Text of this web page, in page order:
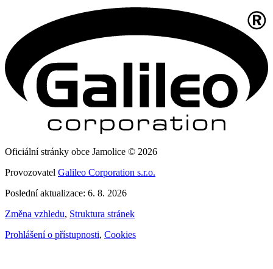
Oficiální stránky obce Jamolice © 2026
Provozovatel Galileo Corporation s.r.o.
Poslední aktualizace: 6. 8. 2026
Změna vzhledu, Struktura stránek
Prohlášení o přístupnosti, Cookies